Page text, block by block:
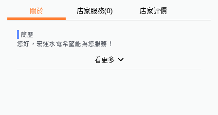
關於 店家服務(0) 店家評價
簡歷
您好， 宏運水電希望能為您服務！
看更多